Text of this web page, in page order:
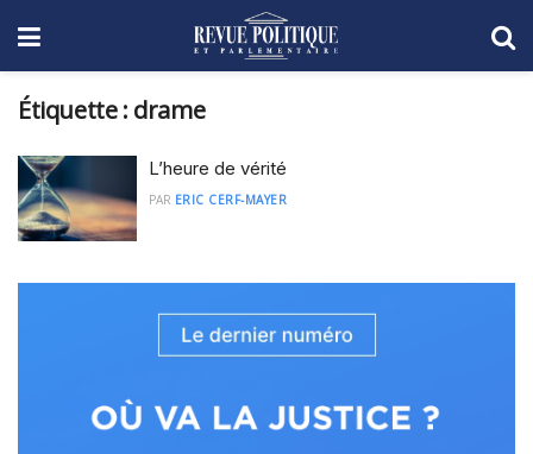
Étiquette : drame
L’heure de vérité
PAR ERIC CERF-MAYER